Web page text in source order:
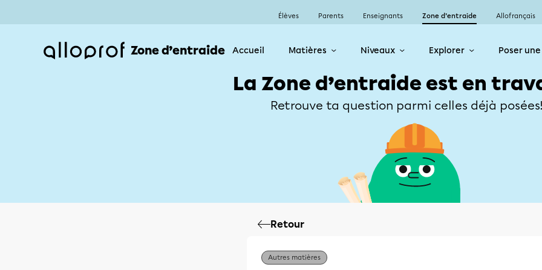
Élèves Parents Enseignants Zone d’entraide Allofrançais
Zone d’entraide Accueil Matières Niveaux Explorer Poser
La Zone d’entraide est en
Retrouve ta question parmi celles déjà
Retour
Autres matières